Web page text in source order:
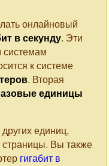
онлайновый
в секунду. Эти
системам
к системе
. Вторая
единицы
единиц,
Вы также
гигабит в